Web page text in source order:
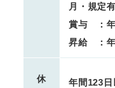
月・規定
賞与 ：年
昇給 ：年
休
年間123日